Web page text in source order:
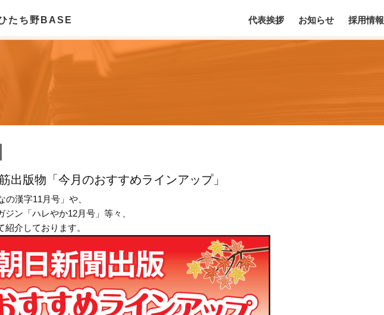
たち野BASE 代表挨拶 お知らせ 採用情報
出版物「今月のおすすめラインアップ」
漢字11月号」や、
ン「ハレやか12月号」等々、
介しております。